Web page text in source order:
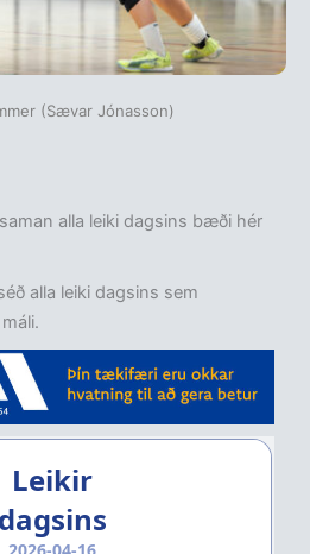
(Sævar Jónasson)
alla leiki dagsins bæði hér
alla leiki dagsins sem